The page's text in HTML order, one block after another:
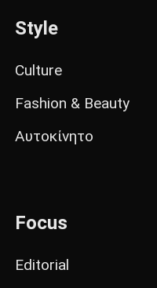
Style
Culture
Fashion & Beauty
Αυτοκίνητο
Focus
Editorial